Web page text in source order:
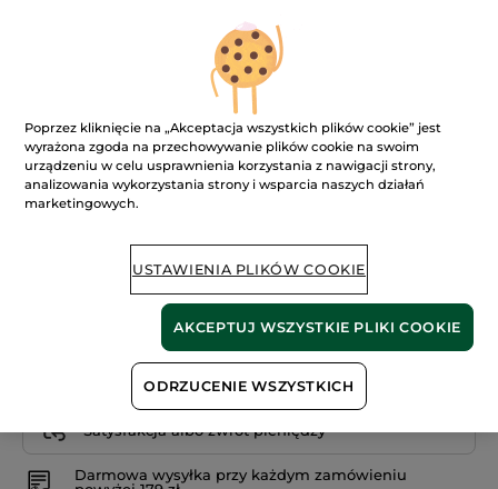
Zestaw Monoï
Idealny zestaw na egzotyczne lato.
★★★★★
★★★★★
Brak
ocen
Zestaw
DODAJ RECENZJĘ
DODAJ DO KOSZYKA
Dostawa między 11/08 a 12/08.
Bezpieczna płatność
Satysfakcja albo zwrot pieniędzy
Darmowa wysyłka przy każdym zamówieniu
Poprzez kliknięcie na „Akceptacja wszystkich plików cookie” jest
wyrażona zgoda na przechowywanie plików cookie na swoim
urządzeniu w celu usprawnienia korzystania z nawigacji strony,
analizowania wykorzystania strony i wsparcia naszych działań
marketingowych.
USTAWIENIA PLIKÓW COOKIE
ODRZUCENIE WSZYSTKICH
AKCEPTUJ WSZYSTKIE PLIKI COOKIE